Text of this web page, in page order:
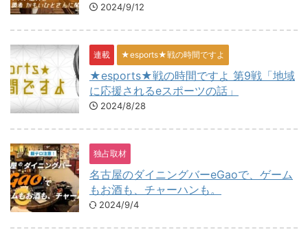
2024/9/12
連載 ★esports★戦の時間ですよ
★esports★戦の時間ですよ 第9戦「地域
に応援されるeスポーツの話」
2024/8/28
独占取材
名古屋のダイニングバーeGaoで、ゲーム
もお酒も、チャーハンも。
2024/9/4